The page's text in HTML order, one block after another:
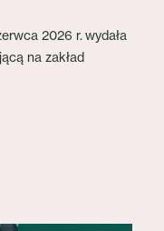
2026 r. wydała
na zakład